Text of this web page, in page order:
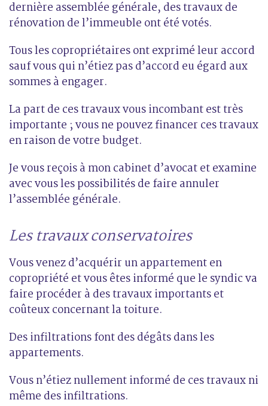
dernière assemblée générale, des travaux de
rénovation de l’immeuble ont été votés.
Tous les copropriétaires ont exprimé leur accord
sauf vous qui n’étiez pas d’accord eu égard aux
sommes à engager.
La part de ces travaux vous incombant est très
importante ; vous ne pouvez financer ces travaux
en raison de votre budget.
Je vous reçois à mon cabinet d’avocat et examine
avec vous les possibilités de faire annuler
l’assemblée générale.
Les travaux conservatoires
Vous venez d’acquérir un appartement en
copropriété et vous êtes informé que le syndic va
faire procéder à des travaux importants et
coûteux concernant la toiture.
Des infiltrations font des dégâts dans les
appartements.
Vous n’étiez nullement informé de ces travaux ni
même des infiltrations.